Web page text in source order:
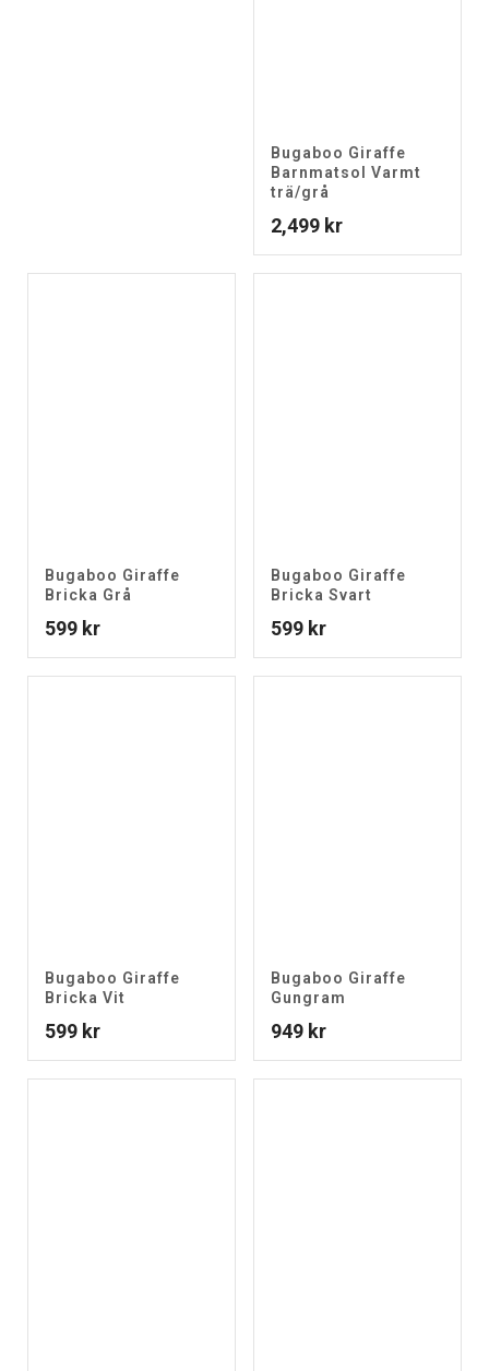
Bugaboo Giraffe
Barnmatsol Varmt
trä/grå
2,499 kr
Bugaboo Giraffe
Bricka Grå
599 kr
Bugaboo Giraffe
Bricka Svart
599 kr
Bugaboo Giraffe
Bricka Vit
599 kr
Bugaboo Giraffe
Gungram
949 kr